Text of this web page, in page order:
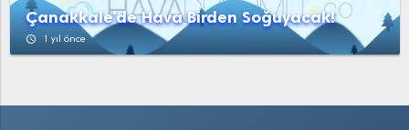
Çanakkale'de Hava Birden Soğuyacak!
access_time 1 yıl önce